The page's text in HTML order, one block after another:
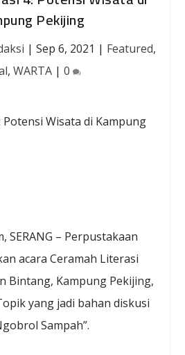
Pekijing
| Sep 6, 2021 | Featured,
, WARTA| 0
SERANG – Perpustakaan
acara Ceramah Literasi
Bintang, Kampung Pekijing,
yang jadi bahan diskusi
Sampah”.